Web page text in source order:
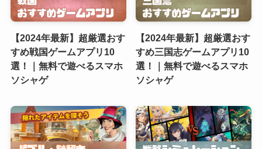
【2024年最新】超厳選おす
すめ戦国ゲームアプリ10
選！｜無料で遊べるスマホ
ソシャゲ
【2024年最新】超厳選おす
すめ三国志ゲームアプリ10
選！｜無料で遊べるスマホ
ソシャゲ